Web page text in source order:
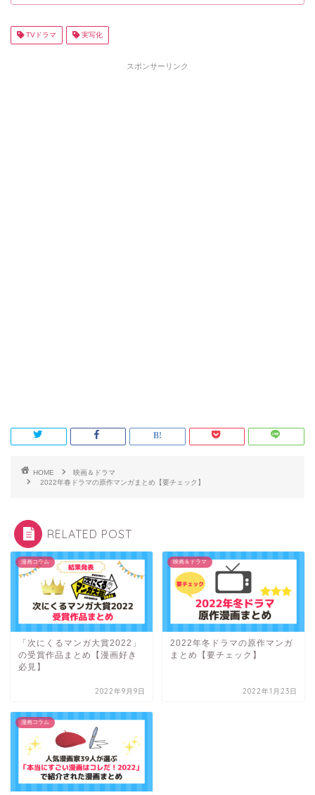
TVドラマ 実写化
スポンサーリンク
HOME
映画＆ドラマ
2022年春ドラマの原作マンガまとめ【要チェック】
RELATED POST
漫画コラム
「次にくるマンガ大賞2022」
の受賞作品まとめ【漫画好き
必見】
2022年9月9日
映画＆ドラマ
2022年冬ドラマの原作マンガ
まとめ【要チェック】
2022年1月23日
漫画コラム